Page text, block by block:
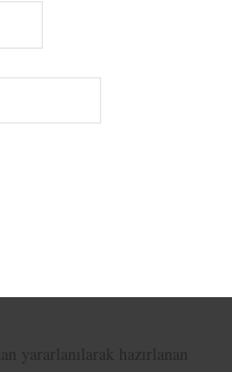
yararlanılarak hazırlanan